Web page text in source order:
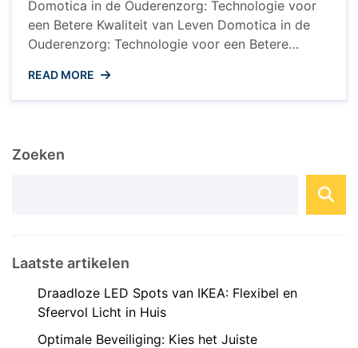
Domotica in de Ouderenzorg: Technologie voor
een Betere Kwaliteit van Leven Domotica in de
Ouderenzorg: Technologie voor een Betere
domotica een steeds belangrijkere rol bij het
ondersteunen en verbeteren van de
van technologie om woningen slimmer ...
READ MORE
Zoeken
Laatste artikelen
Draadloze LED Spots van IKEA: Flexibel en
Sfeervol Licht in Huis
Optimale Beveiliging: Kies het Juiste